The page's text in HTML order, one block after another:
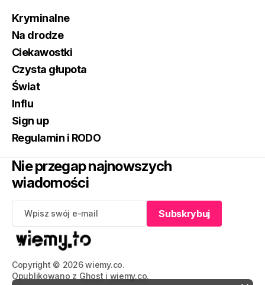
Copyright © 2026 wiemy.co.
Opublikowano z Ghost i wiemy.co.
Kryminalne
Na drodze
Ciekawostki
Czysta głupota
Świat
Influ
Sign up
Regulamin i RODO
Nie przegap najnowszych
wiadomości
Subskrybuj
Subskrybuj